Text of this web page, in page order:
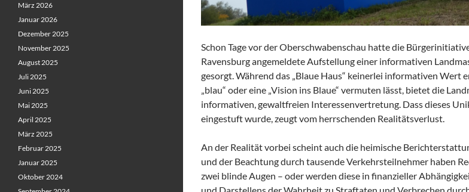
Schon Tage vor der Oberschwabenschau hatte die
Ravensburg angemeldete Aufstellung einer informativen
gesorgt. Während das „Blaue Haus“ keinerlei informativen Wert
„blau“ oder eine „Vision ins Blaue“ vermuten lässt, bietet die
informativen, gewaltfreien Interessenvertretung. Dass dieses
eingestuft wurde, zeugt vom herrschenden Realitätsverlust.
An der Realität vorbei scheint auch die heimische
und der Beachtung durch tausende Verkehrsteilnehmer haben
zwei blinde Augen – oder werden diese in finanzieller
März 2026
Januar 2026
Dezember 2025
November 2025
August 2025
Juli 2025
Juni 2025
Mai 2025
April 2025
März 2025
Februar 2025
Januar 2025
Oktober 2024